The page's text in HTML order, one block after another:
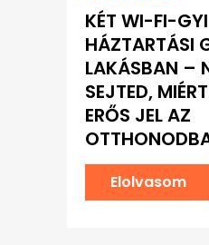
KÉT WI-FI-
HÁZTARTÁSI
LAKÁSBAN –
SEJTED,
ERŐS JEL AZ
Elolvasom